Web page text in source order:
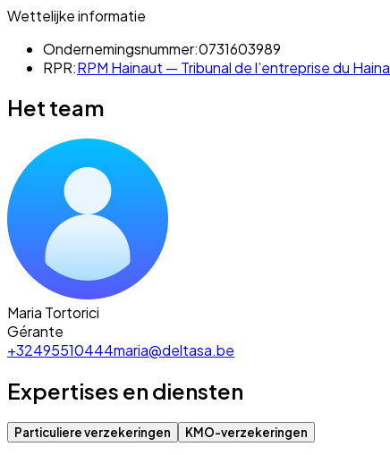
Wettelijke informatie
Ondernemingsnummer:0731603989
RPR:RPM Hainaut — Tribunal de l’entreprise du
Het team
Maria Tortorici
Gérante
+32495510444maria@deltasa.be
Expertises en diensten
Particuliere verzekeringen KMO-verzekeringen